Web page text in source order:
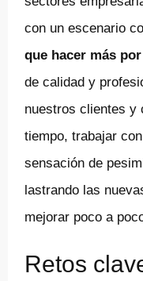
con un escenario
que hacer más
de calidad y
nuestros clientes y
tiempo, trabajar
sensación de
lastrando las
mejorar poco a
Retos